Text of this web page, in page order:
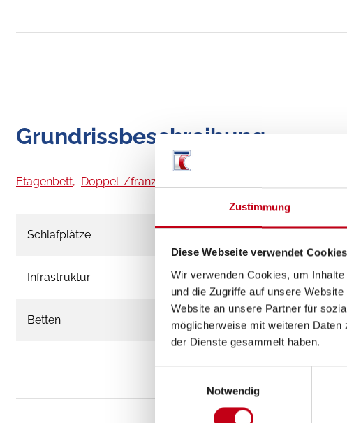
Zustimmung
Diese Webseite verwendet Cookies
Wir verwenden Cookies, um
und die Zugriffe auf unsere
Website an unsere Partner für
möglicherweise mit weiteren
der Dienste gesammelt haben.
Notwendig
Grundrissbeschreibung
Etagenbett, Doppel-/franz. Bett
Schlafplätze
Infrastruktur WC
Betten Etagenbett,